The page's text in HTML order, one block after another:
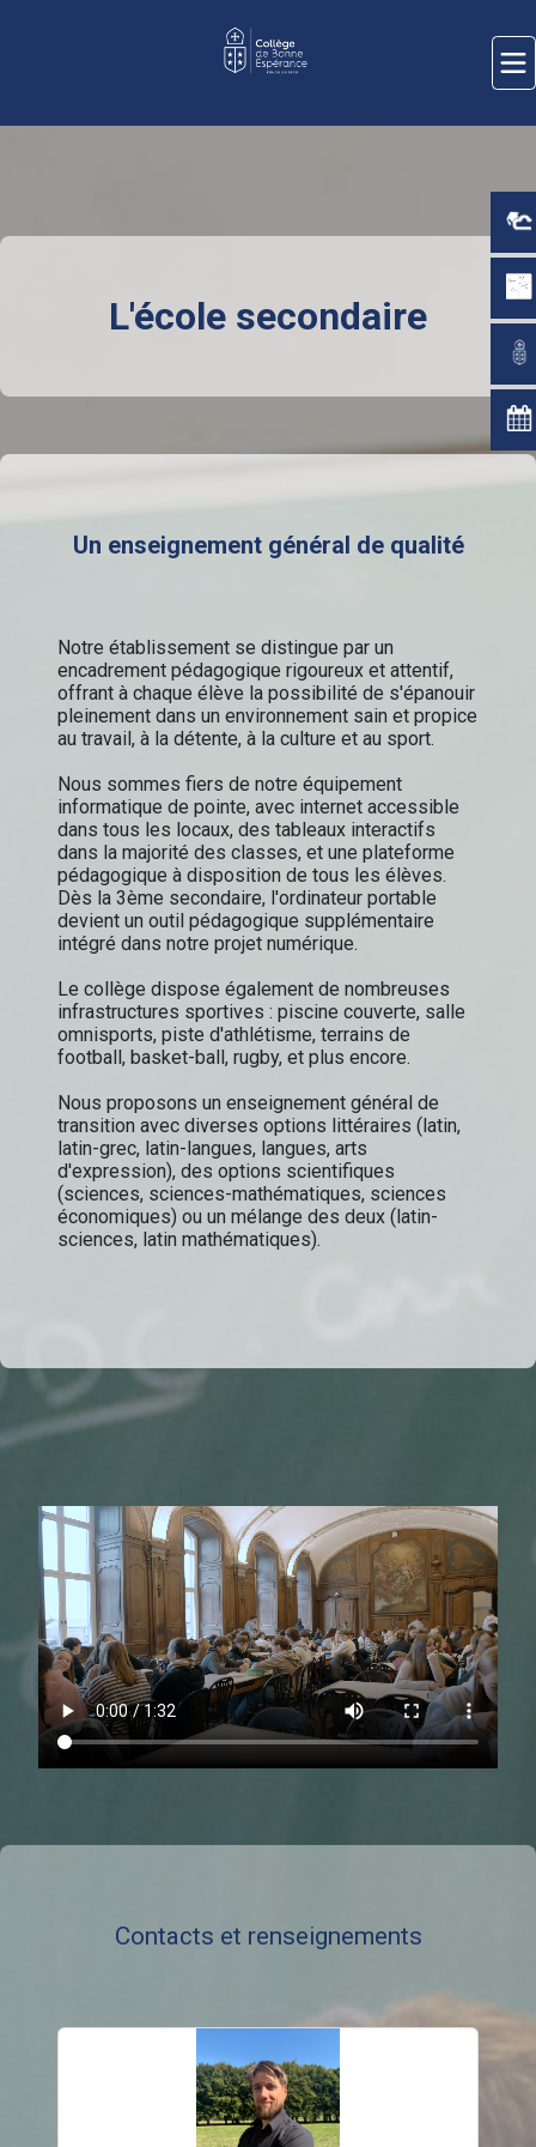
L'école secondaire
Un enseignement général de qualité
Notre établissement se distingue par un
encadrement pédagogique rigoureux et attentif,
offrant à chaque élève la possibilité de s'épanouir
pleinement dans un environnement sain et propice
au travail, à la détente, à la culture et au sport.
Nous sommes fiers de notre équipement
informatique de pointe, avec internet accessible
dans tous les locaux, des tableaux interactifs
dans la majorité des classes, et une plateforme
pédagogique à disposition de tous les élèves.
Dès la 3ème secondaire, l'ordinateur portable
devient un outil pédagogique supplémentaire
intégré dans notre projet numérique.
Le collège dispose également de nombreuses
infrastructures sportives : piscine couverte, salle
omnisports, piste d'athlétisme, terrains de
football, basket-ball, rugby, et plus encore.
Nous proposons un enseignement général de
transition avec diverses options littéraires (latin,
latin-grec, latin-langues, langues, arts
d'expression), des options scientifiques
(sciences, sciences-mathématiques, sciences
économiques) ou un mélange des deux (latin-
sciences, latin mathématiques).
Contacts et renseignements